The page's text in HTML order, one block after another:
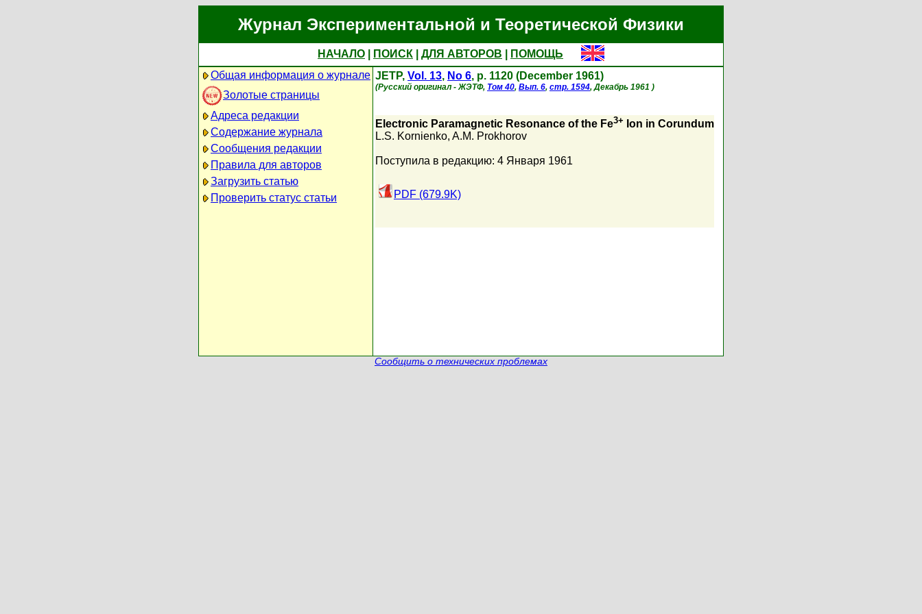
Журнал Экспериментальной и Теоретической Физики
НАЧАЛО ПОИСК ДЛЯ АВТОРОВ
ПОМОЩЬ
Общая информация о журнале
Золотые страницы
Адреса редакции
Содержание журнала
Сообщения редакции
Правила для авторов
Загрузить статью
Проверить статус статьи
JETP, Vol. 13, No 6, p. 1120 (December 1961)
(Русский оригинал - ЖЭТФ, Том 40, Вып. 6, стр. 1594, Декабрь 1961 )
Electronic Paramagnetic Resonance of the Fe3+ Ion in Corundum
L.S. Kornienko, A.M. Prokhorov
Поступила в редакцию: 4 Января 1961
PDF (679.9K)
Сообщить о технических проблемах